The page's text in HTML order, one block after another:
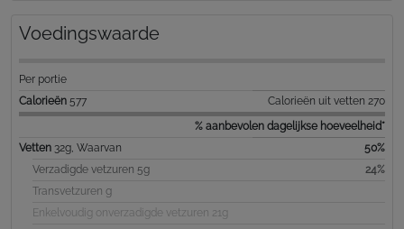
Voedingswaarde
Per portie
Calorieën 577
Calorieën uit vetten 270
% aanbevolen dagelijkse hoeveelheid*
Vetten 32g, Waarvan
50%
Verzadigde vetzuren 5g
24%
Transvetzuren g
Enkelvoudig onverzadigde vetzuren 21g